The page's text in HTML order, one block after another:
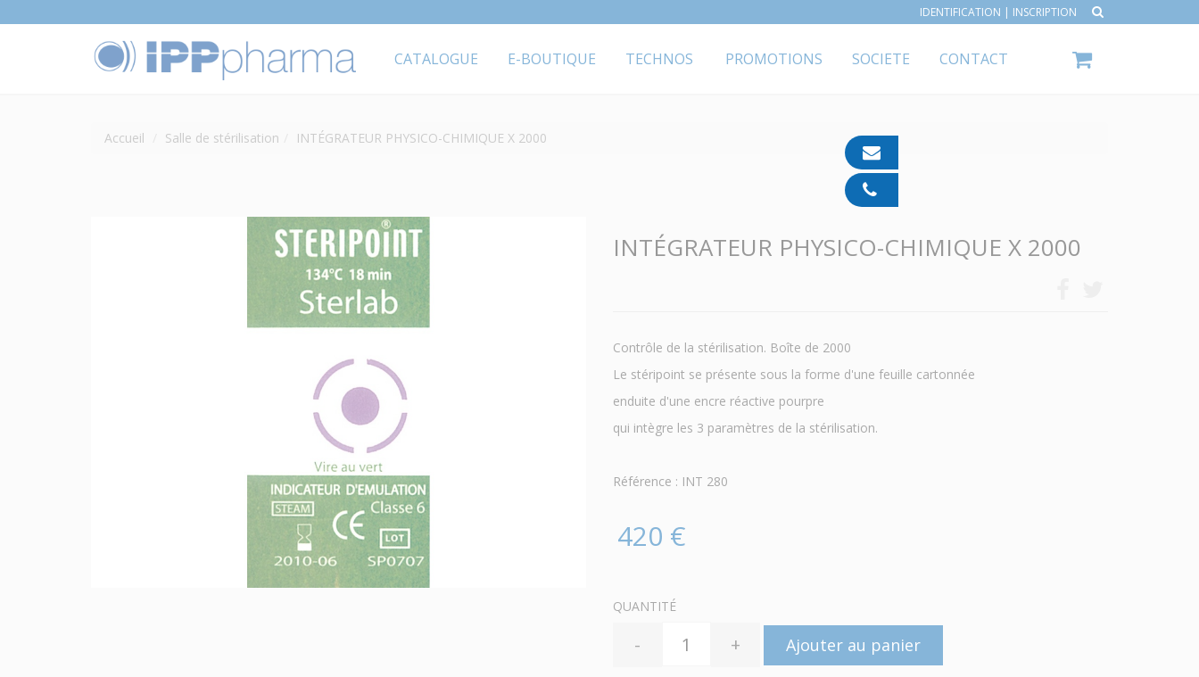
IDENTIFICATION | INSCRIPTION
CATALOGUE E-BOUTIQUE TECHNOS PROMOTIONS SOCIETE CONTACT
Accueil Salle de stérilisation INTÉGRATEUR PHYSICO-CHIMIQUE X 2000
INTÉGRATEUR PHYSICO-CHIMIQUE X 2000
Contrôle de la stérilisation. Boîte de 2000
Le stéripoint se présente sous la forme d'une feuille cartonnée
enduite d'une encre réactive pourpre
qui intègre les 3 paramètres de la stérilisation.
Référence : INT 280
420 €
QUANTITÉ
- + Ajouter au panier
pharma.com
91
05
55